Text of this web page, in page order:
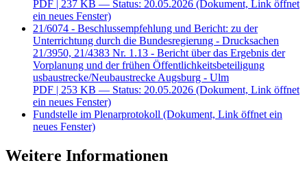
PDF | 237 KB — Status: 20.05.2026 (Dokument, Link öffnet
ein neues Fenster)
21/6074 - Beschlussempfehlung und Bericht: zu der
Unterrichtung durch die Bundesregierung - Drucksachen
21/3950, 21/4383 Nr. 1.13 - Bericht über das Ergebnis der
Vorplanung und der frühen Öffentlichkeitsbeteiligung
usbaustrecke/Neubaustrecke Augsburg - Ulm
PDF | 253 KB — Status: 20.05.2026 (Dokument, Link öffnet
ein neues Fenster)
Fundstelle im Plenarprotokoll (Dokument, Link öffnet ein
neues Fenster)
Weitere Informationen